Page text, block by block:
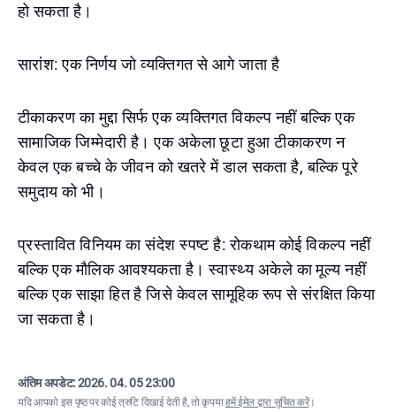
हो सकता है।
सारांश: एक निर्णय जो व्यक्तिगत से आगे जाता है
टीकाकरण का मुद्दा सिर्फ एक व्यक्तिगत विकल्प नहीं बल्कि एक
सामाजिक जिम्मेदारी है। एक अकेला छूटा हुआ टीकाकरण न
केवल एक बच्चे के जीवन को खतरे में डाल सकता है, बल्कि पूरे
समुदाय को भी।
प्रस्तावित विनियम का संदेश स्पष्ट है: रोकथाम कोई विकल्प नहीं
बल्कि एक मौलिक आवश्यकता है। स्वास्थ्य अकेले का मूल्य नहीं
बल्कि एक साझा हित है जिसे केवल सामूहिक रूप से संरक्षित किया
जा सकता है।
अंतिम अपडेट:2026. 04. 05 23:00
यदि आपको इस पृष्ठ पर कोई त्रुटि दिखाई देती है, तो कृपयाहमें ईमेल द्वारा सूचित करें।